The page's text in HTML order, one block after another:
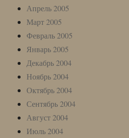
Апрель 2005
Март 2005
Февраль 2005
Январь 2005
Декабрь 2004
Ноябрь 2004
Октябрь 2004
Сентябрь 2004
Август 2004
Июль 2004